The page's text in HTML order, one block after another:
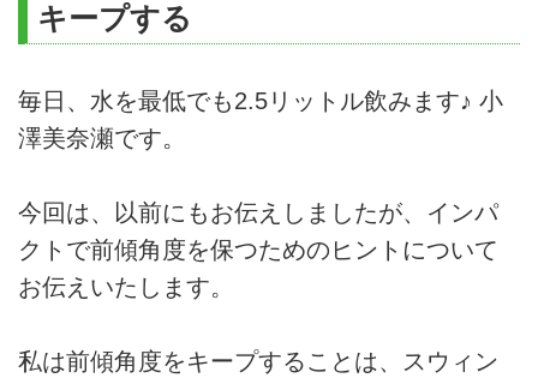
について。
キープする
毎日、水を最低でも2.5リットル飲みます♪ 小
澤美奈瀬です。
今回は、以前にもお伝えしましたが、インパ
クトで前傾角度を保つためのヒントについて
お伝えいたします。
私は前傾角度をキープすることは、スウィン